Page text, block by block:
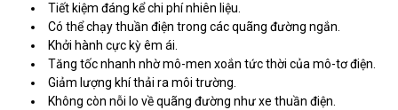
Tiết kiệm đáng kể chi phí nhiên liệu.
Có thể chạy thuần điện trong các quãng đường ngắn.
Khởi hành cực kỳ êm ái.
Tăng tốc nhanh nhờ mô-men xoắn tức thời của mô-tơ điện.
Giảm lượng khí thải ra môi trường.
Không còn nỗi lo về quãng đường như xe thuần điện.